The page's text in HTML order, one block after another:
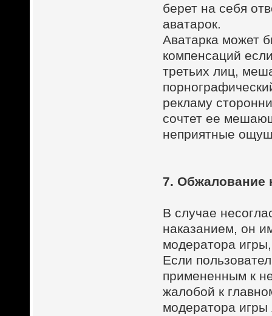
берет на себя
аватарок.
Аватарка может
компенсаций
третьих лиц,
рекламу
сочтет ее
неприятные
7. Обжалование
В случае
наказанием, он
модератора
Если
примененным к
жалобой к
модератора